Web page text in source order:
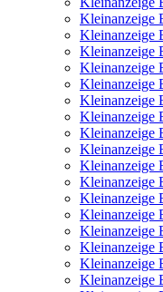
Kleinanzeige
Kleinanzeige
Kleinanzeige
Kleinanzeige
Kleinanzeige
Kleinanzeige
Kleinanzeige
Kleinanzeige
Kleinanzeige
Kleinanzeige
Kleinanzeige
Kleinanzeige
Kleinanzeige
Kleinanzeige
Kleinanzeige
Kleinanzeige
Kleinanzeige